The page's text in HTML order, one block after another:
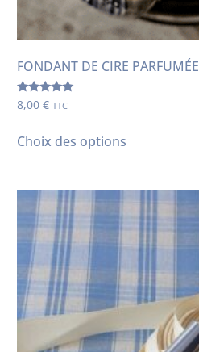
FONDANT DE CIRE PARFUMÉE
Note
5.00
8,00€ TTC
Choix des options